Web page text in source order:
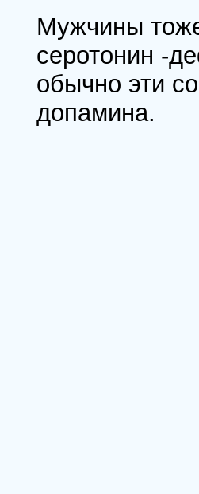
Мужчины
серотонин -
обычно эти
допамина.